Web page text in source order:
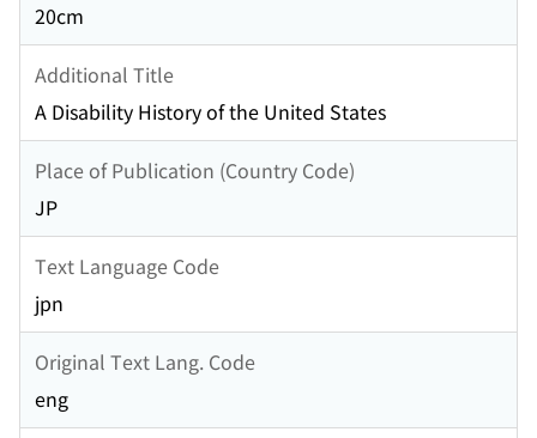
20cm
Additional Title
A Disability History of the United States
Place of Publication (Country Code)
JP
Text Language Code
jpn
Original Text Lang. Code
eng